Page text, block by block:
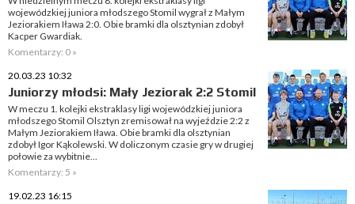
wojewódzkiej juniora młodszego Stomil wygrał z Małym
Jeziorakiem Iława 2:0. Obie bramki dla olsztynian zdobył
Kacper Gwardiak.
Komentarzy: 0 »
20.03.23 10:32
Juniorzy młodsi: Mały Jeziorak 2:2 Stomil
W meczu 1. kolejki ekstraklasy ligi wojewódzkiej juniora
młodszego Stomil Olsztyn zremisował na wyjeździe 2:2 z
Małym Jeziorakiem Iława. Obie bramki dla olsztynian
zdobył Igor Kąkolewski. W doliczonym czasie gry w drugiej
połowie za wybitnie...
Komentarzy: 5 »
19.02.23 16:15